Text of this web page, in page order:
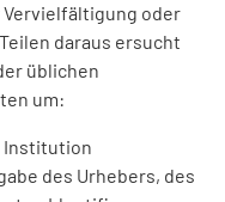
Vervielfältigung oder
daraus ersucht
üblichen
um:
Institution
des Urhebers, des